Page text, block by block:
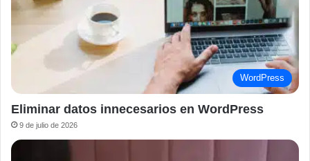
WordPress
Eliminar datos innecesarios en WordPress
9 de julio de 2026